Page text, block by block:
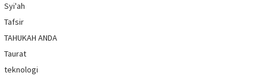
Syi'ah
Tafsir
TAHUKAH ANDA
Taurat
teknologi